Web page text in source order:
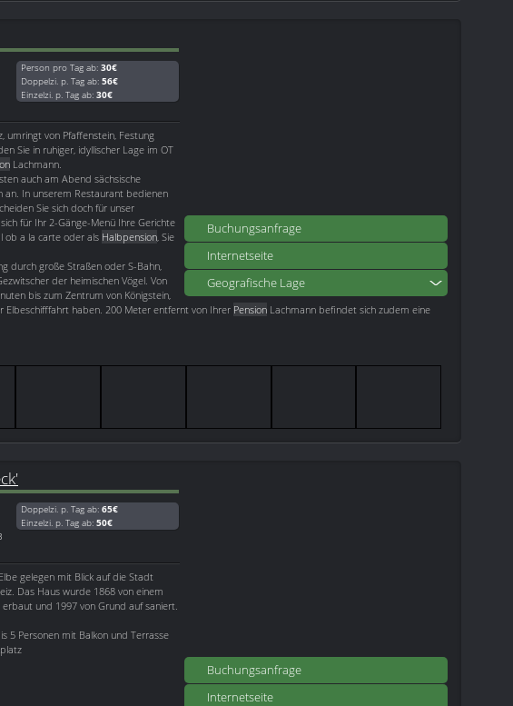
Buchungsanfrage
Internetseite
Geografische Lage
Person pro Tag ab: 30€
Doppelzi. p. Tag ab: 56€
Einzelzi. p. Tag ab: 30€
umringt von Pfaffenstein, Festung
Sie in ruhiger, idyllischer Lage im OT
Lachmann.
auch am Abend sächsische
an. In unserem Restaurant bedienen
Sie sich doch für unser
für Ihr 2-Gänge-Menü Ihre Gerichte
ob a la carte oder als Halbpension, Sie
durch große Straßen oder S-Bahn,
der heimischen Vögel. Von
bis zum Zentrum von Königstein,
Elbeschifffahrt haben. 200 Meter entfernt von Ihrer Pension Lachmann befindet sich zudem eine
Buchungsanfrage
Internetseite
Doppelzi. p. Tag ab: 65€
Einzelzi. p. Tag ab: 50€
gelegen mit Blick auf die Stadt
Das Haus wurde 1868 von einem
und 1997 von Grund auf saniert.
5 Personen mit Balkon und Terrasse